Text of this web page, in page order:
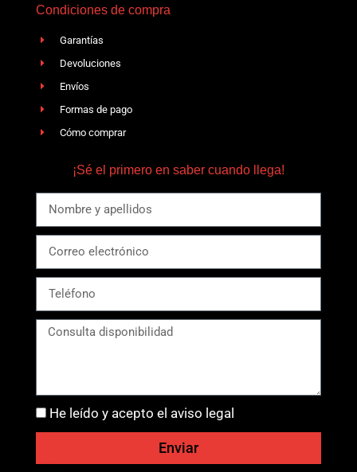
Condiciones de compra
Garantías
Devoluciones
Envíos
Formas de pago
Cómo comprar
¡Sé el primero en saber cuando llega!
He leído y acepto el aviso legal
Enviar